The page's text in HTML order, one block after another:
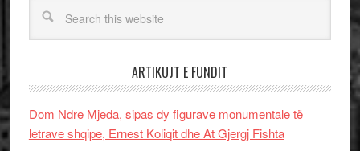
ARTIKUJT E FUNDIT
Dom Ndre Mjeda, sipas dy figurave monumentale të
letrave shqipe, Ernest Koliqit dhe At Gjergj Fishta